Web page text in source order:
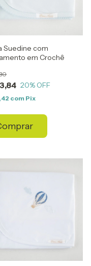
Suedine com
em Crochê
20% OFF
com Pix